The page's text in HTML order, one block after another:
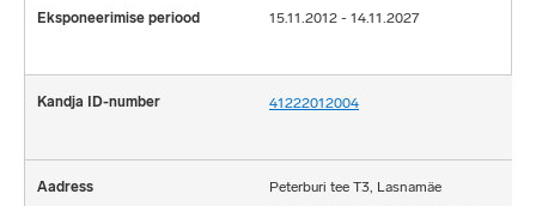
15.11.2012 - 14.11.2027
41222012004
Peterburi tee T3, Lasnamäe